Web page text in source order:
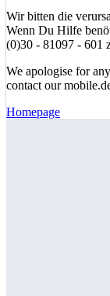
Wir bitten die
Wenn Du Hilfe
(0)30 - 81097 - 601
We apologise for
contact our
Homepage